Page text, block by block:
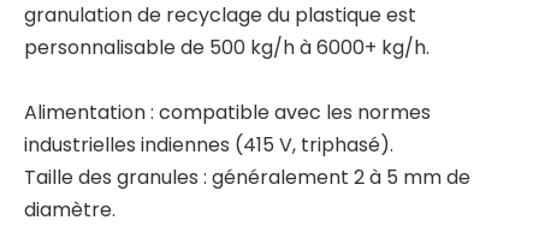
granulation de recyclage du plastiqueest
personnalisable de 500 kg/h à 6000+ kg/h.
Alimentation : compatible avec les normes
industrielles indiennes (415 V, triphasé).
Taille des granules : généralement 2 à 5 mm de
diamètre.